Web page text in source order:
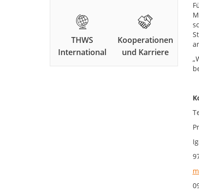
THWS
International
Kooperationen
und Karriere